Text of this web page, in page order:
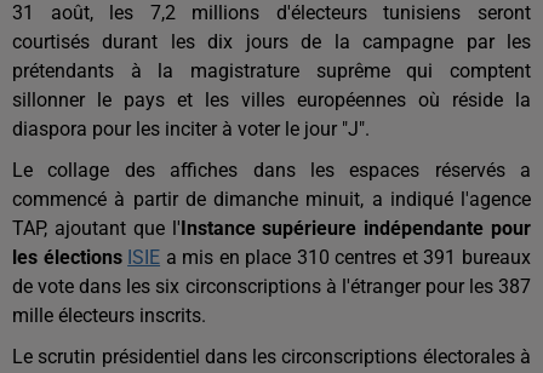
31 août, les 7,2 millions d'électeurs tunisiens seront
courtisés durant les dix jours de la campagne par les
prétendants à la magistrature suprême qui comptent
sillonner le pays et les villes européennes où réside la
diaspora pour les inciter à voter le jour "J".
Le collage des affiches dans les espaces réservés a
commencé à partir de dimanche minuit, a indiqué l'agence
TAP, ajoutant que l' Instance supérieure indépendante pour
les élections ISIE a mis en place 310 centres et 391 bureaux
de vote dans les six circonscriptions à l'étranger pour les 387
mille électeurs inscrits.
Le scrutin présidentiel dans les circonscriptions électorales à